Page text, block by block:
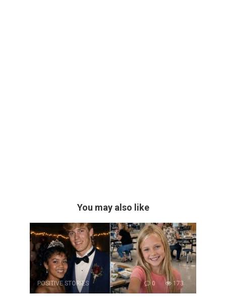
You may also like
POSITIVE STORIES 0 173